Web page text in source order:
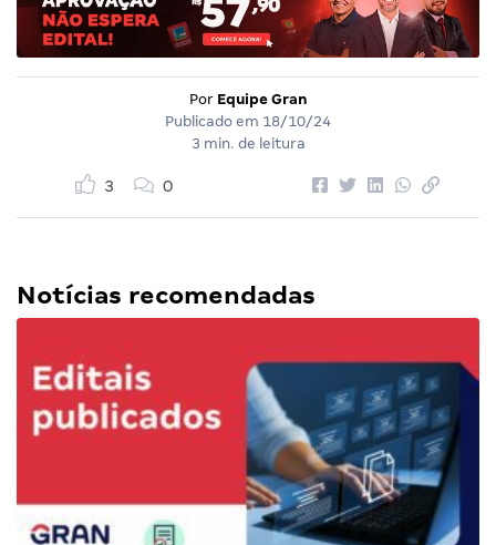
Por Equipe Gran
Publicado em 18/10/24
3 min. de leitura
3 0
Notícias recomendadas